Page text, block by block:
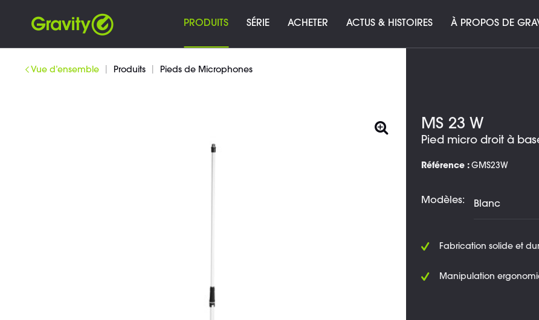
PRODUITS SÉRIE ACHETER ACTUS & HISTOIRES À PROPOS DE
Vue d’ensemble Produits Pieds de Microphones
MS 23 W
Pied micro droit à
Référence : GMS23W
Modèles:
Fabrication solide et
Manipulation